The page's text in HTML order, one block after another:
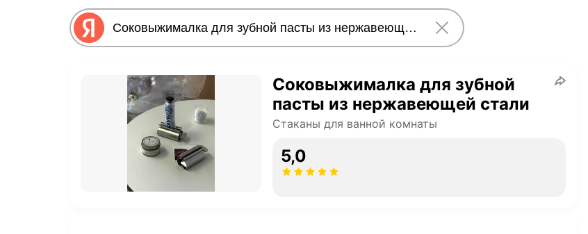
Соковыжималка для зубной
пасты из нержавеющей стали
Стаканы для ванной комнаты
5,0